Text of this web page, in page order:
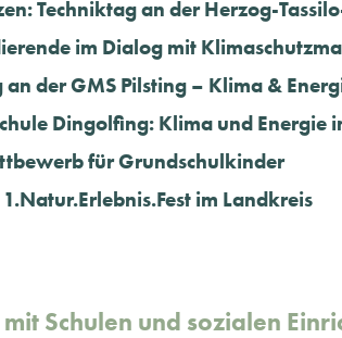
Techniktag an der Herzog-
im Dialog mit
der GMS Pilsting – Klima &
Dingolfing: Klima und Energie
für Grundschulkinder
im Landkreis
Schulen und sozialen